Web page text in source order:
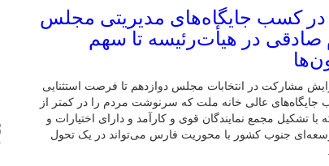
کسب جایگاه‌های مدیریتی مجلس
صادقی در هیأت‌رئیسه تا سهم
مشارکت در انتخابات مجلس دوازدهم تا فرصت استثنایی
عالی خانه ملت که سرنوشت مردم را در کمتر از
تشکیل مجمع نمایندگان قوی و کارآمد و دارای اختیارات و
جنوب کشور با محوریت فارس می‌تواند در یک تحول